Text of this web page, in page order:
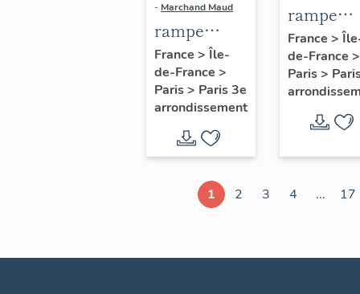
- Marchand Maud
rampe
d'appui,
escalier de
la maison à
cochère
(non étudié)
France > Île-
de-France >
Paris> Paris 3e
arrondissement
rampe
d'appui,
escalier
la
cochère
(non
France >
de-France >
Paris>
1 2 3 4 ... 17